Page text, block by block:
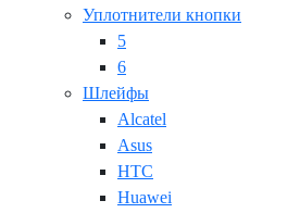
Уплотнители кнопки
5
6
Шлейфы
Alcatel
Asus
HTC
Huawei